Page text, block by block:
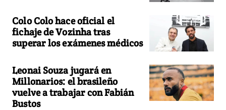
Colo Colo hace oficial el
fichaje de Vozinha tras
superar los exámenes médicos
Leonai Souza jugará en
Millonarios: el brasileño
vuelve a trabajar con Fabián
Bustos